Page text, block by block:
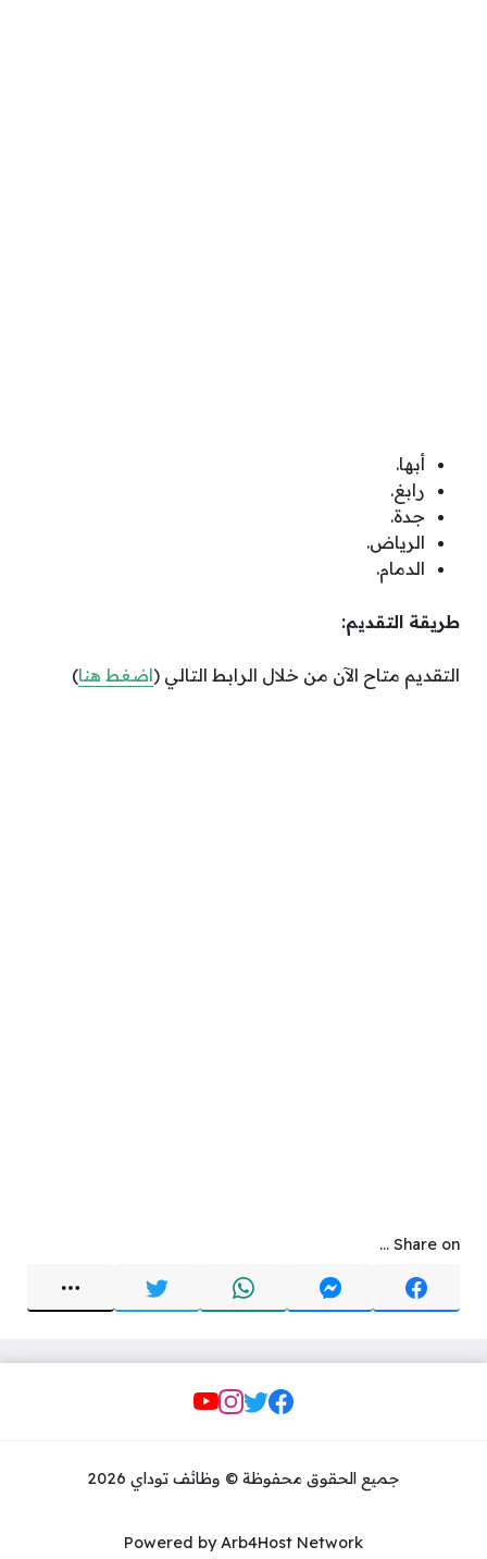
أبها.
رابغ.
جدة.
الرياض.
الدمام.
طريقة التقديم:
التقديم متاح الآن من خلال الرابط التالي (اضغط هنا)
Share on ...
Social Links
جميع الحقوق محفوظة © وظائف توداي 2026
Powered by Arb4Host Network